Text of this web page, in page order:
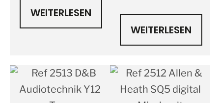
WEITERLESEN
WEITERLESEN